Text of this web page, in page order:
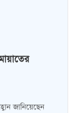
জানিয়েছেন